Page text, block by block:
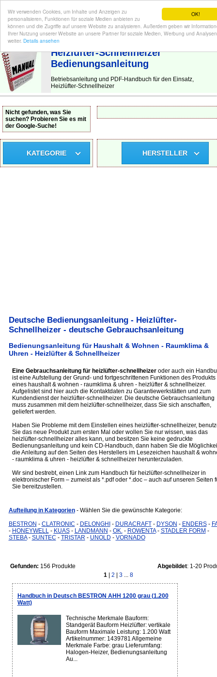
OK!
Wir verwenden Cookies, um Inhalte und Anzeigen zu
personalisieren, Funktionen für soziale Medien anbieten zu
können und die Zugriffe auf unsere Website zu analysieren. Außerdem geben wir
Ihrer Nutzung unserer Website an unsere Partner für soziale Medien, Werbung und Analysen
weiter. Details ansehen
BEDIENUNGSANLEITUNG | Hier finden Sie die deutsche Anleitung!
Heizlüfter-Schnellheizer
Bedienungsanleitung
Betriebsanleitung und PDF-Handbuch für den Einsatz,
Heizlüfter-Schnellheizer
Nicht gefunden, was Sie
suchen? Probieren Sie es mit
der Google-Suche!
KATEGORIE HERSTELLER
Deutsche Bedienungsanleitung - Heizlüfter-
Schnellheizer - deutsche Gebrauchsanleitung
Bedienungsanleitung für Haushalt & Wohnen - Raumklima &
Uhren - Heizlüfter & Schnellheizer
Eine Gebrauchsanleitung für heizlüfter-schnellheizeroder auch ein
ist eine Aufstellung der Grund- und fortgeschrittenen Funktionen des Produkts
eines haushalt & wohnen - raumklima & uhren - heizlüfter & schnellheizer.
Aufgelistet sind hier auch die Kontaktdaten zu Garantiewerkstätten und zum
Kundendienst der heizlüfter-schnellheizer. Die deutsche Gebrauchsanleitung
muss zusammen mit dem heizlüfter-schnellheizer, dass Sie sich anschaffen,
geliefert werden.
Haben Sie Probleme mit dem Einstellen eines heizlüfter-schnellheizer,
Sie das neue Produkt zum ersten Mal oder wollen Sie nur wissen, was das
heizlüfter-schnellheizer alles kann, und besitzen Sie keine gedruckte
Bedienungsanleitung und kein CD-Handbuch, dann haben Sie die
die Anleitung auf den Seiten des Herstellers im Lesezeichen haushalt &
- raumklima & uhren - heizlüfter & schnellheizer herunterzuladen.
Wir sind bestrebt, einen Link zum Handbuch für heizlüfter-schnellheizer in
elektronischer Form – zumeist als *.pdf oder *.doc – auch auf unseren Seiten
Sie bereitzustellen.
Aufteilung in Kategorien - Wählen Sie die gewünschte Kategorie:
BESTRON - CLATRONIC - DELONGHI - DURACRAFT- DYSON - ENDERS-
- HONEYWELL- KUAS- LANDMANN - OK.- ROWENTA- STADLER FORM -
STEBA- SUNTEC - TRISTAR - UNOLD - VORNADO
Gefunden: 156 Produkte Abgebildet: 1-20
1
2 3 ... 8
Handbuch in Deutsch BESTRON AHH 1200 grau (1.200
Watt)
Technische Merkmale Bauform:
Standgerät Bauform Heizlüfter: vertikale
Bauform Maximale Leistung: 1.200 Watt
Artikelnummer: 1439781 Allgemeine
Merkmale Farbe: grau Lieferumfang:
Halogen-Heizer, Bedienungsanleitung
Au...